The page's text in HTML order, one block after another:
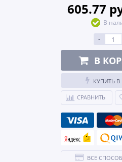
605.77
В
-
В
КУПИТЬ В
СРАВНИТЬ
ВСЕ